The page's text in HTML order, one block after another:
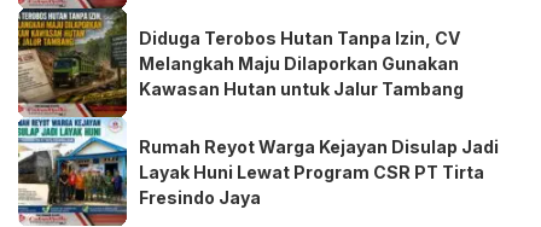
Diduga Terobos Hutan Tanpa Izin, CV
Melangkah Maju Dilaporkan Gunakan
Kawasan Hutan untuk Jalur Tambang
Rumah Reyot Warga Kejayan Disulap Jadi
Layak Huni Lewat Program CSR PT Tirta
Fresindo Jaya